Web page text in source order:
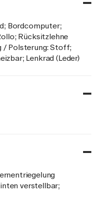
Bordcomputer;
Rücksitzlehne
/ Polsterung: Stoff;
Lenkrad (Leder)
verstellbar;